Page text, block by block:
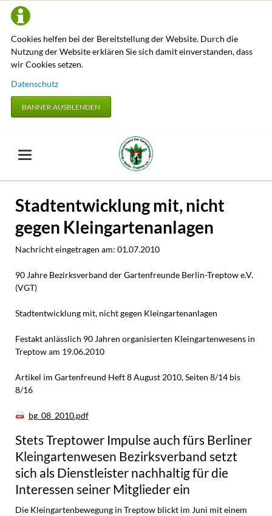
Cookies helfen bei der Bereitstellung der Website. Durch die
Nutzung der Website erklären Sie sich damit einverstanden, dass
wir Cookies setzen.
Datenschutz
BANNER AUSBLENDEN
Stadtentwicklung mit, nicht
gegen Kleingartenanlagen
Nachricht eingetragen am: 01.07.2010
90 Jahre Bezirksverband der Gartenfreunde Berlin-Treptow e.V.
(VGT)
Stadtentwicklung mit, nicht gegen Kleingartenanlagen
Festakt anlässlich 90 Jahren organisierten Kleingartenwesens in
Treptow am 19.06.2010
Artikel im Gartenfreund Heft 8 August 2010, Seiten 8/14 bis
8/16
bg_08_2010.pdf
Stets Treptower Impulse auch fürs Berliner
Kleingartenwesen Bezirksverband setzt
sich als Dienstleister nachhaltig für die
Interessen seiner Mitglieder ein
Die Kleingartenbewegung in Treptow blickt im Juni mit einem